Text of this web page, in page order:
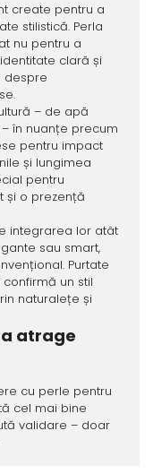
create pentru a
stilistică. Perla
nu pentru a
clară și
despre
– de apă
în nuanțe precum
pentru impact
și lungimea
pentru
și o prezență
integrarea lor atât
sau smart,
Purtate
un stil
naturalețe și
atrage
cu perle pentru
cel mai bine
validare – doar